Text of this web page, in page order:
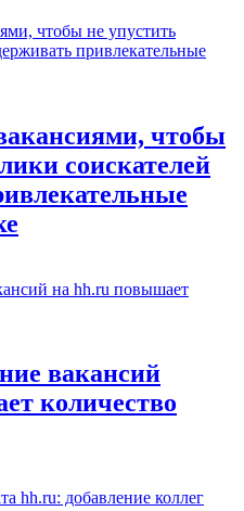
чтобы
соискателей
вакансий
количество